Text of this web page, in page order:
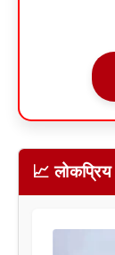
📈 लोकप्रिय